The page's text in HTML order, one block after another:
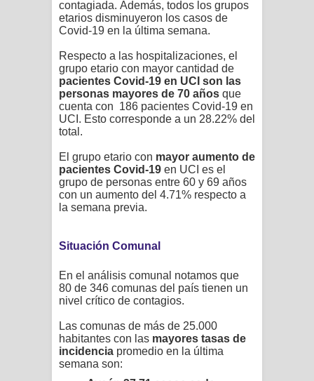
contagiada. Además, todos los grupos
etarios disminuyeron los casos de
Covid-19 en la última semana.
Respecto a las hospitalizaciones, el
grupo etario con mayor cantidad de
pacientes Covid-19 en UCI son las
personas mayores de 70 años que
cuenta con 186 pacientes Covid-19 en
UCI. Esto corresponde a un 28.22% del
total.
El grupo etario con mayor aumento de
pacientes Covid-19 en UCI es el
grupo de personas entre 60 y 69 años
con un aumento del 4.71% respecto a
la semana previa.
Situación Comunal
En el análisis comunal notamos que
80 de 346 comunas del país tienen un
nivel crítico de contagios.
Las comunas de más de 25.000
habitantes con las mayores tasas de
incidencia promedio en la última
semana son: